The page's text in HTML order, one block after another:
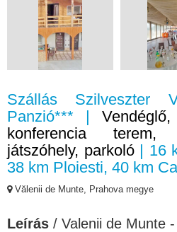
Szállás Szilveszter
Panzió*** |
konferencia
játszóhely, parkoló| 16
38 km Ploiesti, 40 km
Vălenii de Munte, Prahova megye
Leírás / Valenii de Munte